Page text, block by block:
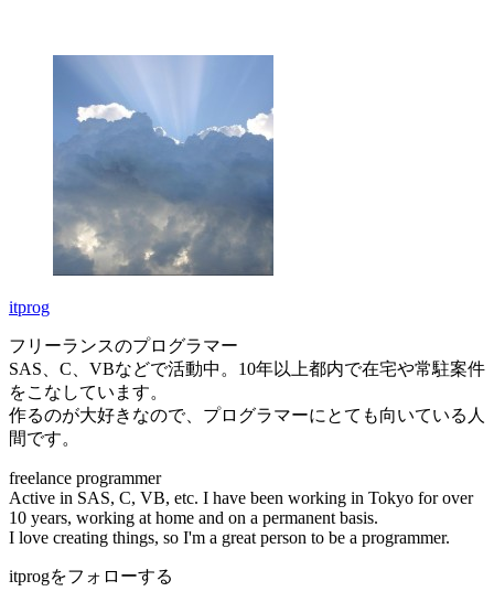
itprog
フリーランスのプログラマー
SAS、C、VBなどで活動中。10年以上都内で在宅や常駐案件
をこなしています。
作るのが大好きなので、プログラマーにとても向いている人
間です。
freelance programmer
Active in SAS, C, VB, etc. I have been working in Tokyo for over
10 years, working at home and on a permanent basis.
I love creating things, so I'm a great person to be a programmer.
itprogをフォローする